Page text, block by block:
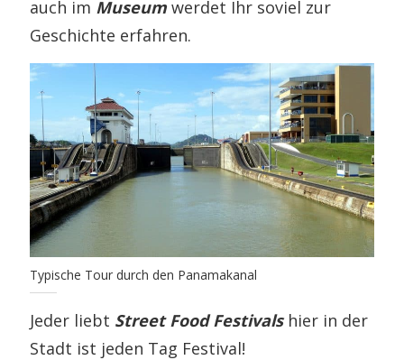
auch im Museum werdet Ihr soviel zur
Geschichte erfahren.
Typische Tour durch den Panamakanal
Jeder liebt Street Food Festivals hier in der
Stadt ist jeden Tag Festival!